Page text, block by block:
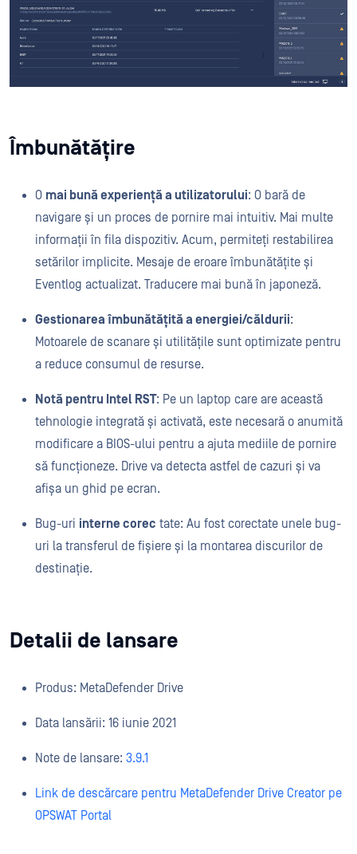
Îmbunătățire
O mai bună experiență a utilizatorului: O bară de
navigare și un proces de pornire mai intuitiv. Mai multe
informații în fila dispozitiv. Acum, permiteți restabilirea
setărilor implicite. Mesaje de eroare îmbunătățite și
Eventlog actualizat. Traducere mai bună în japoneză.
Gestionarea îmbunătățită a energiei/căldurii:
Motoarele de scanare și utilitățile sunt optimizate pentru
a reduce consumul de resurse.
Notă pentru Intel RST: Pe un laptop care are această
tehnologie integrată și activată, este necesară o anumită
modificare a BIOS-ului pentru a ajuta mediile de pornire
să funcționeze. Drive va detecta astfel de cazuri și va
afișa un ghid pe ecran.
Bug-uri interne corec tate: Au fost corectate unele bug-
uri la transferul de fișiere și la montarea discurilor de
destinație.
Detalii de lansare
Produs: MetaDefender Drive
Data lansării: 16 iunie 2021
Note de lansare: 3.9.1
Link de descărcare pentru MetaDefender Drive Creator pe
OPSWAT Portal